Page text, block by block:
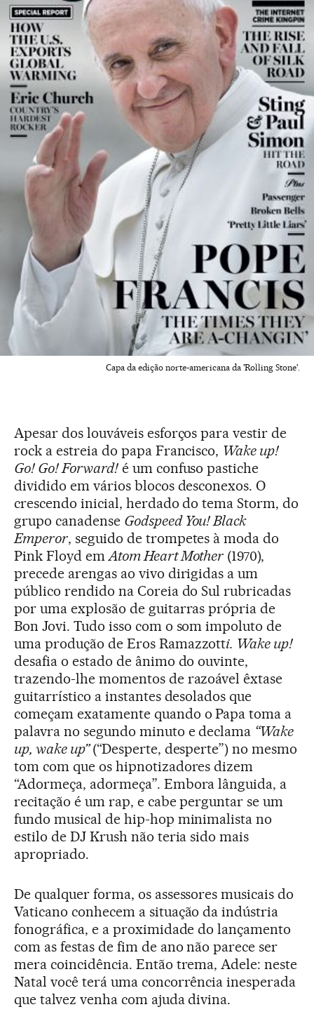
Capa da edição norte-americana da 'Rolling Stone'.
Apesar dos louváveis esforços para vestir de
rock a estreia do papa Francisco, Wake up!
Go! Go! Forward!é um confuso pastiche
dividido em vários blocos desconexos. O
crescendo inicial, herdado do tema Storm, do
grupo canadense Godspeed You! Black
Emperor, seguido de trompetes à moda do
Pink Floyd emAtom Heart Mother (1970),
precede arengas ao vivo dirigidas a um
público rendido na Coreia do Sul rubricadas
por uma explosão de guitarras própria de
Bon Jovi. Tudo isso com o som impoluto de
uma produção de Eros Ramazzotti. Wake up!
desafia o estado de ânimo do ouvinte,
trazendo-lhe momentos de razoável êxtase
guitarrístico a instantes desolados que
começam exatamente quando o Papa toma a
palavra no segundo minuto e declama “Wake
up, wake up”(“Desperte, desperte”) no mesmo
tom com que os hipnotizadores dizem
“Adormeça, adormeça”. Embora lânguida, a
recitação é um rap, e cabe perguntar se um
fundo musical de hip-hop minimalista no
estilo de DJ Krush não teria sido mais
apropriado.
De qualquer forma, os assessores musicais do
Vaticano conhecem a situação da indústria
fonográfica, e a proximidade do lançamento
com as festas de fim de ano não parece ser
mera coincidência. Então trema, Adele: neste
Natal você terá uma concorrência inesperada
que talvez venha com ajuda divina.